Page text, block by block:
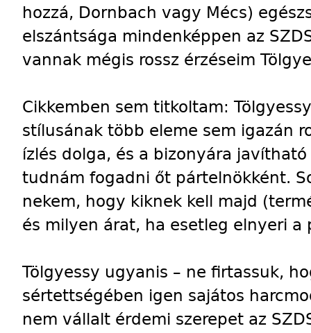
hozzá, Dornbach vagy Mécs)
elszántsága mindenképpen az
vannak mégis rossz érzéseim
Cikkemben sem titkoltam:
stílusának több eleme sem igazán
ízlés dolga, és a bizonyára
tudnám fogadni őt pártelnökként.
nekem, hogy kiknek kell majd
és milyen árat, ha esetleg elnyeri a
Tölgyessy ugyanis – ne firtassuk,
sértettségében igen sajátos
nem vállalt érdemi szerepet az